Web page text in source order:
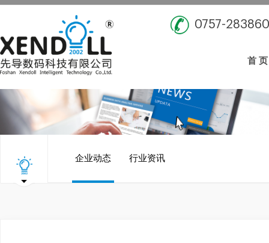
0757-
首 页
企业动态 行业资讯